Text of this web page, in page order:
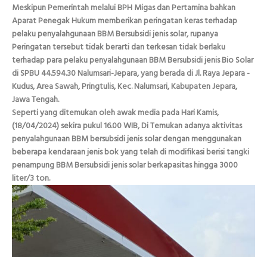
Meskipun Pemerintah melalui BPH Migas dan Pertamina bahkan
Aparat Penegak Hukum memberikan peringatan keras terhadap
pelaku penyalahgunaan BBM Bersubsidi jenis solar, rupanya
Peringatan tersebut tidak berarti dan terkesan tidak berlaku
terhadap para pelaku penyalahgunaan BBM Bersubsidi jenis Bio Solar
di SPBU 44.594.30 Nalumsari-Jepara, yang berada di Jl. Raya Jepara -
Kudus, Area Sawah, Pringtulis, Kec. Nalumsari, Kabupaten Jepara,
Jawa Tengah.
Seperti yang ditemukan oleh awak media pada Hari Kamis,
(18/04/2024) sekira pukul 16.00 WIB, Di Temukan adanya aktivitas
penyalahgunaan BBM bersubsidi jenis solar dengan menggunakan
beberapa kendaraan jenis bok yang telah di modifikasi berisi tangki
penampung BBM Bersubsidi jenis solar berkapasitas hingga 3000
liter/3 ton.